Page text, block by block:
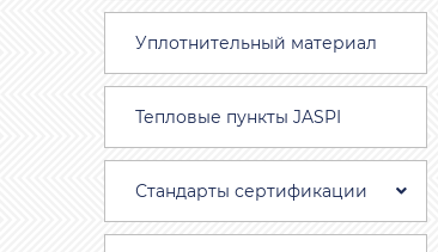
Уплотнительный материал
Тепловые пункты JASPI
Стандарты сертификации